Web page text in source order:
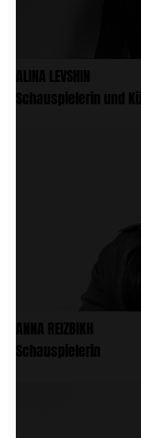
ALINA LEVSHIN
Schauspielerin und
ANNA REIZBIKH
Schauspielerin